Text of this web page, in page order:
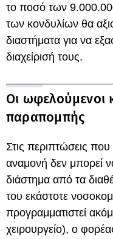
το ποσό των
των κονδυλίων θα
διαστήματα για να
διαχείρισή τους.
Οι ωφελούμενοι
παραπομπής
Στις περιπτώσεις
αναμονή δεν μπορεί
διάστημα από τα
του εκάστοτε
προγραμματιστεί
χειρουργείο), ο